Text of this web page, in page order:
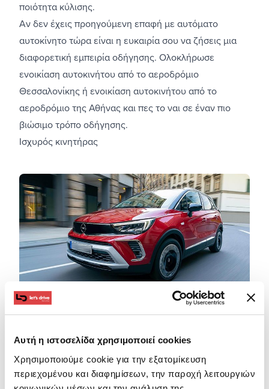
Αυτή η ιστοσελίδα χρησιμοποιεί cookies
Χρησιμοποιούμε cookie για την εξατομίκευση
περιεχομένου και διαφημίσεων, την παροχή λειτουργιών
ποιότητα κύλισης.
Αν δεν έχεις προηγούμενη επαφή με αυτόματο
αυτοκίνητο τώρα είναι η ευκαιρία σου να ζήσεις μια
διαφορετική εμπειρία οδήγησης. Ολοκλήρωσε
ενοικίαση αυτοκινήτου από το αεροδρόμιο
Θεσσαλονίκης ή ενοικίαση αυτοκινήτου από το
αεροδρόμιο της Αθήνας και πες το ναι σε έναν πιο
βιώσιμο τρόπο οδήγησης.
Ισχυρός κινητήρας
Το πιο σημαντικό κομμάτι ενός αυτοκινήτου είναι ο
κινητήρας του. Με έναν δυνατό κινητήρα θα